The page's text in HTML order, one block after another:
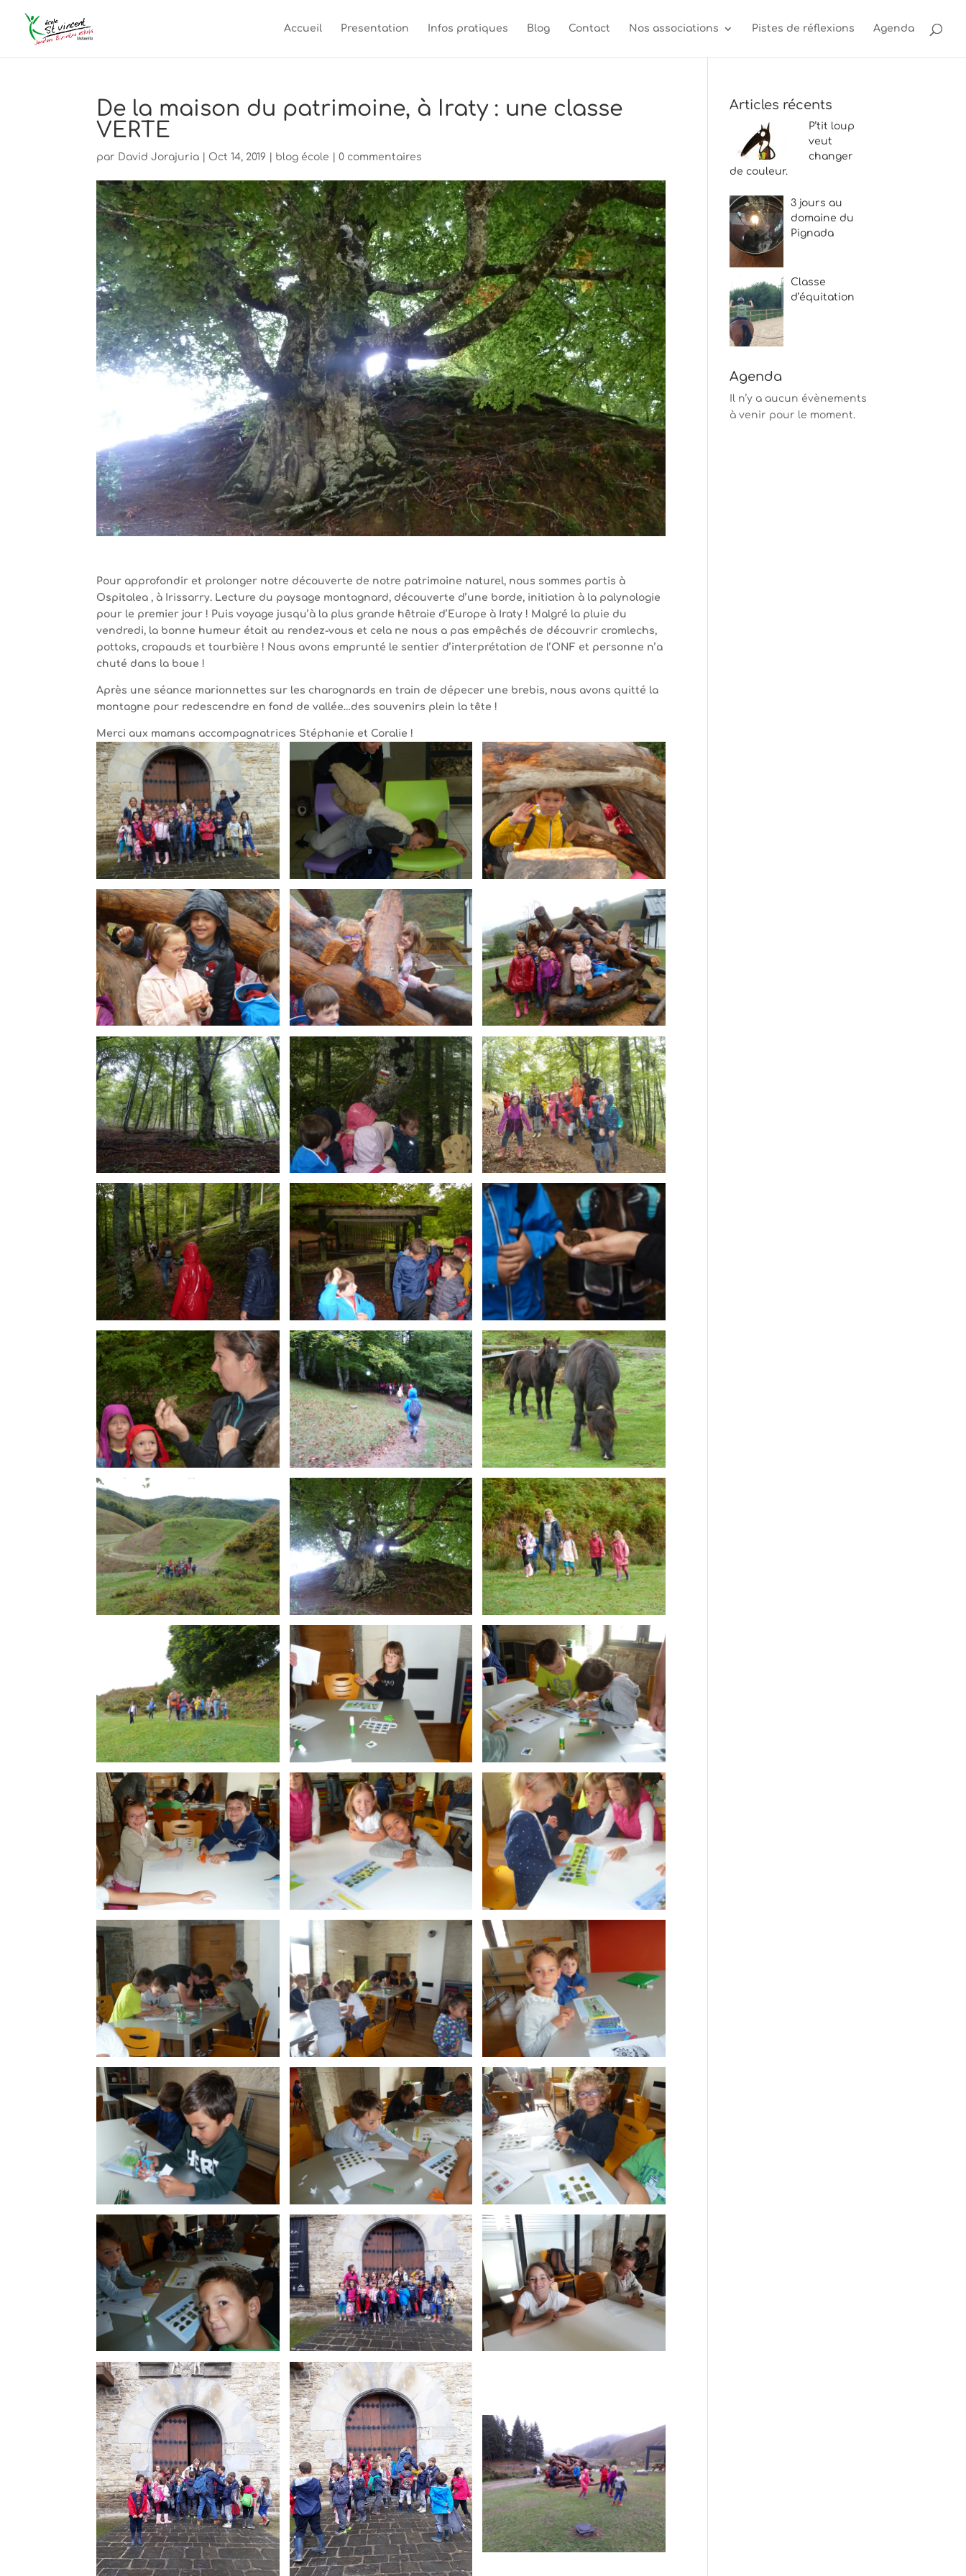
Accueil Presentation Infos pratiques Blog Contact Nos associations Pistes de réflexions Agenda
De la maison du patrimoine, à Iraty : une classe
VERTE
par David Jorajuria Oct 14, 2019 blog école |0 commentaires
Pour approfondir et prolonger notre découverte de notre patrimoine naturel, nous sommes partis à
Ospitalea , à Irissarry. Lecture du paysage montagnard, découverte d’une borde, initiation à la palynologie
pour le premier jour ! Puis voyage jusqu’à la plus grande hêtraie d’Europe à Iraty ! Malgré la pluie du
vendredi, la bonne humeur était au rendez-vous et cela ne nous a pas empêchés de découvrir cromlechs,
pottoks, crapauds et tourbière ! Nous avons emprunté le sentier d’interprétation de l’ONF et personne n’a
chuté dans la boue !
Après une séance marionnettes sur les charognards en train de dépecer une brebis, nous avons quitté la
montagne pour redescendre en fond de vallée…des souvenirs plein la tête !
Merci aux mamans accompagnatrices Stéphanie et Coralie !
Articles récents
P’tit loup
veut
changer
de couleur.
3 jours au
domaine du
Pignada
Classe
d’équitation
Agenda
Il n’y a aucun évènements
à venir pour le moment.